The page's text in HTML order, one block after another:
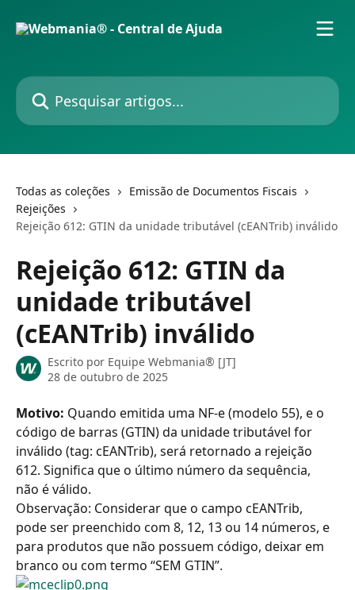
Pesquisar artigos...
Todas as coleções
Emissão de Documentos Fiscais
Rejeições
Rejeição 612: GTIN da unidade tributável (cEANTrib) inválido
Rejeição 612: GTIN da
unidade tributável
(cEANTrib) inválido
Escrito por Equipe Webmania® [JT]
28 de outubro de 2025
Motivo: Quando emitida uma NF-e (modelo 55), e o
código de barras (GTIN) da unidade tributável for
inválido (tag: cEANTrib), será retornado a rejeição
612. Significa que o último número da sequência,
não é válido.
Observação: Considerar que o campo cEANTrib,
pode ser preenchido com 8, 12, 13 ou 14 números, e
para produtos que não possuem código, deixar em
branco ou com termo “SEM GTIN”.